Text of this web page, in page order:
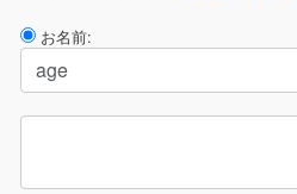
お名前: